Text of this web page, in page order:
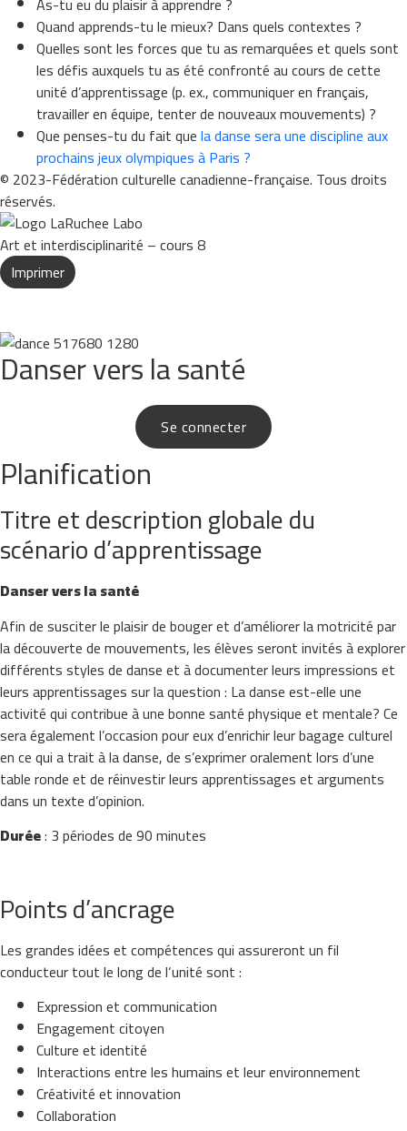
Quand apprends-tu le mieux? Dans quels contextes ?
Quelles sont les forces que tu as remarquées et quels sont
les défis auxquels tu as été confronté au cours de cette
unité d’apprentissage (p. ex., communiquer en français,
travailler en équipe, tenter de nouveaux mouvements) ?
Que penses-tu du fait quela danse sera une discipline aux
prochains jeux olympiques à Paris ?
© 2023-Fédération culturelle canadienne-française. Tous droits
réservés.
Art et interdisciplinarité – cours 8
Imprimer
Danser vers la santé
Se connecter
Planification
Titre et description globale du
scénario d’apprentissage
Danser vers la santé
Afin de susciter le plaisir de bouger et d’améliorer la motricité par
la découverte de mouvements, les élèves seront invités à explorer
différents styles de danse et à documenter leurs impressions et
leurs apprentissages sur la question : La danse est-elle une
activité qui contribue à une bonne santé physique et mentale? Ce
sera également l’occasion pour eux d’enrichir leur bagage culturel
en ce qui a trait à la danse, de s’exprimer oralement lors d’une
table ronde et de réinvestir leurs apprentissages et arguments
dans un texte d’opinion.
Durée: 3 périodes de 90 minutes
Points d’ancrage
Les grandes idées et compétences qui assureront un fil
conducteur tout le long de l‘unité sont :
Expression et communication
Engagement citoyen
Culture et identité
Interactions entre les humains et leur environnement
Créativité et innovation
Collaboration